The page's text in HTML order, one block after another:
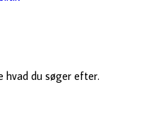
hvad du søger efter.